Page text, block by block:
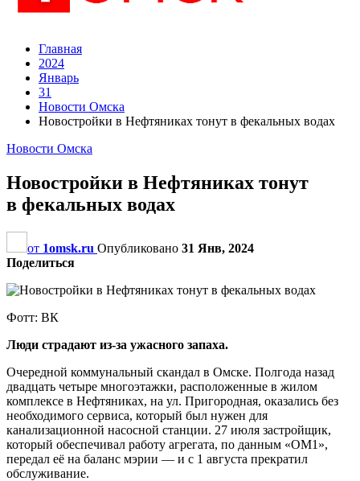
Главная
2024
Январь
31
Новости Омска
Новостройки в Нефтяниках тонут в фекальных водах
Новости Омска
Новостройки в Нефтяниках тонут
в фекальных водах
от 1omsk.ru Опубликовано 31 Янв, 2024
Поделиться
Фотт: ВК
Люди страдают из-за ужасного запаха.
Очередной коммунальный скандал в Омске. Полгода назад
двадцать четыре многоэтажки, расположенные в жилом
комплексе в Нефтяниках, на ул. Пригородная, оказались без
необходимого сервиса, который был нужен для
канализационной насосной станции. 27 июля застройщик,
который обеспечивал работу агрегата, по данным «ОМ1»,
передал её на баланс мэрии — и с 1 августа прекратил
обслуживание.